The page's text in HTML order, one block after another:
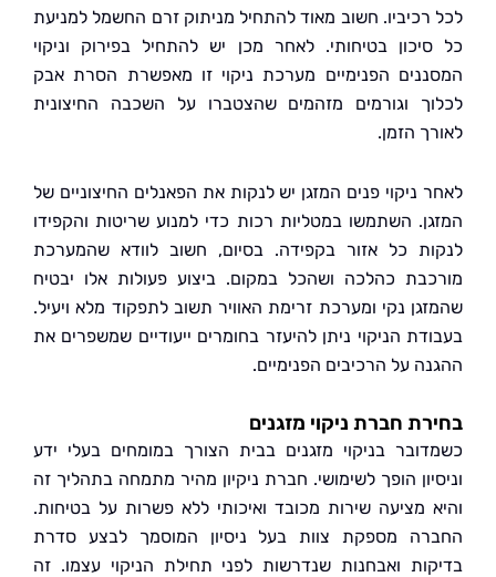
חשוב מאוד להתחיל מניתוק זרם החשמל למניעת
בטיחותי. לאחר מכן יש להתחיל בפירוק וניקוי
הפנימיים מערכת ניקוי זו מאפשרת הסרת אבק
וגורמים מזהמים שהצטברו על השכבה החיצונית
הזמן.
ניקוי פנים המזגן יש לנקות את הפאנלים החיצוניים של
השתמשו במטליות רכות כדי למנוע שריטות והקפידו
כל אזור בקפידה. בסיום, חשוב לוודא שהמערכת
כהלכה ושהכל במקום. ביצוע פעולות אלו יבטיח
נקי ומערכת זרימת האוויר תשוב לתפקוד מלא ויעיל.
הניקוי ניתן להיעזר בחומרים ייעודיים שמשפרים את
על הרכיבים הפנימיים.
חברת ניקוי מזגנים
בניקוי מזגנים בבית הצורך במומחים בעלי ידע
הופך לשימושי. חברת ניקיון מהיר מתמחה בתהליך זה
מציעה שירות מכובד ואיכותי ללא פשרות על בטיחות.
מספקת צוות בעל ניסיון המוסמך לבצע סדרת
ואבחנות שנדרשות לפני תחילת הניקוי עצמו. זה